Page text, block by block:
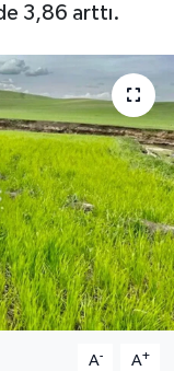
3,86 arttı.
A- A+